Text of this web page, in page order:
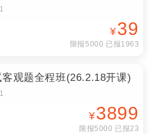
¥39
限报5000 已报1963
观题全程班(26.2.18开课)
¥3899
限报5000 已报23